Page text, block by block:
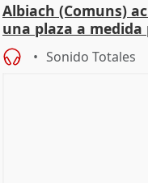
Albiach (Comuns)
una plaza a
Sonido Totales